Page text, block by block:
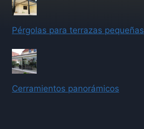
Pérgolas para terrazas pequeñas
Cerramientos panorámicos